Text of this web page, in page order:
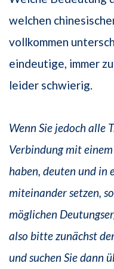
welchen
vollkommen
eindeutige, immer
leider schwierig.
Wenn Sie jedoch alle
Verbindung mit
haben, deuten und in
miteinander setzen,
möglichen
also bitte zunächst
und suchen Sie dann